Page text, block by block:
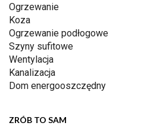
Ogrzewanie
Koza
Ogrzewanie podłogowe
Szyny sufitowe
Wentylacja
Kanalizacja
Dom energooszczędny
ZRÓB TO SAM